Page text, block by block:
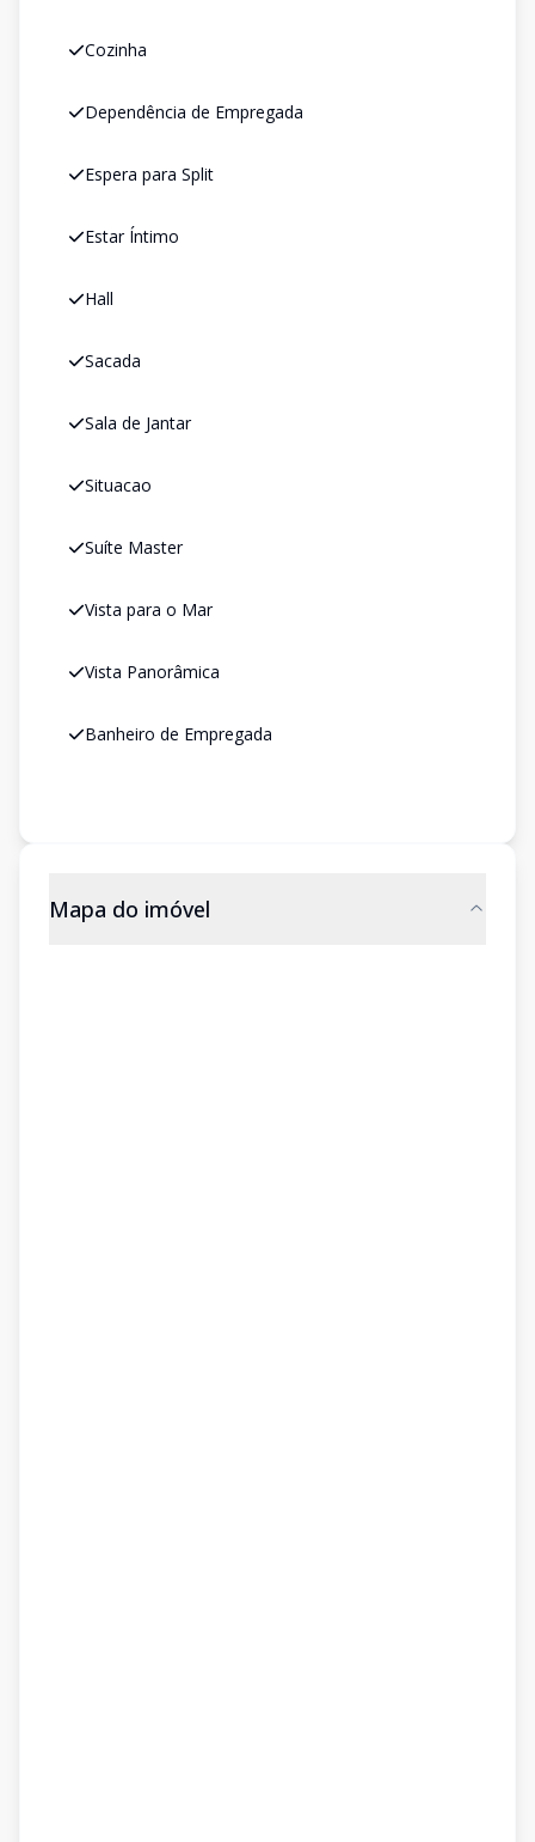
Cozinha
Dependência de Empregada
Espera para Split
Estar Íntimo
Hall
Sacada
Sala de Jantar
Situacao
Suíte Master
Vista para o Mar
Vista Panorâmica
Banheiro de Empregada
Mapa do imóvel